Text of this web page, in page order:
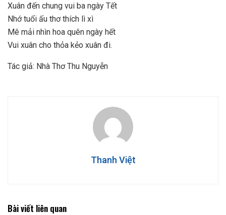
Xuân đến chung vui ba ngày Tết
Nhớ tuổi ấu thơ thích lì xì
Mê mải nhìn hoa quên ngày hết
Vui xuân cho thỏa kẻo xuân đi.
Tác giả: Nhà Thơ Thu Nguyễn
Thanh Việt
Bài viết liên quan